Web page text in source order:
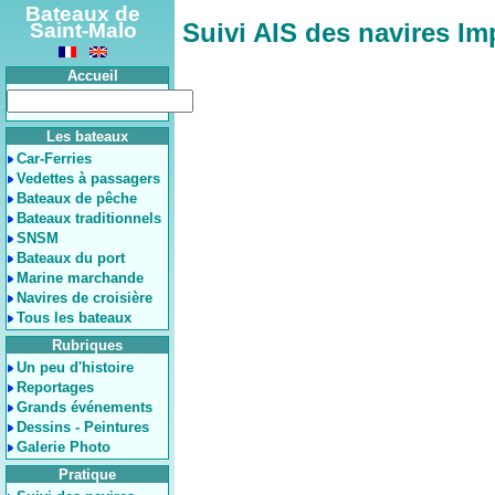
Bateaux de
Saint-Malo
Accueil
Les bateaux
Car-Ferries
Vedettes à passagers
Bateaux de pêche
Bateaux traditionnels
SNSM
Bateaux du port
Marine marchande
Navires de croisière
Tous les bateaux
Rubriques
Un peu d'histoire
Reportages
Grands événements
Dessins - Peintures
Galerie Photo
Pratique
Suivi AIS des navires